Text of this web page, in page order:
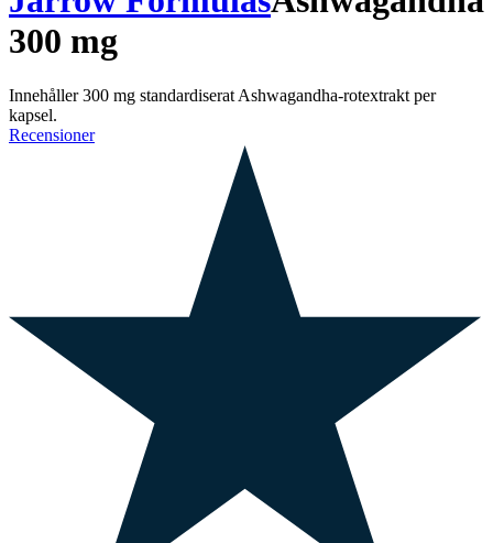
300 mg
Innehåller 300 mg standardiserat Ashwagandha-rotextrakt per
kapsel.
Recensioner